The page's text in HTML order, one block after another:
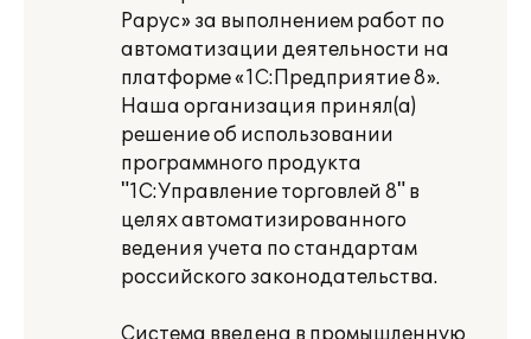
Рарус» за выполнением работ по
автоматизации деятельности на
платформе «1С:Предприятие 8».
Наша организация принял(а)
решение об использовании
программного продукта
"1С:Управление торговлей 8" в
целях автоматизированного
ведения учета по стандартам
российского законодательства.
Система введена в промышленную